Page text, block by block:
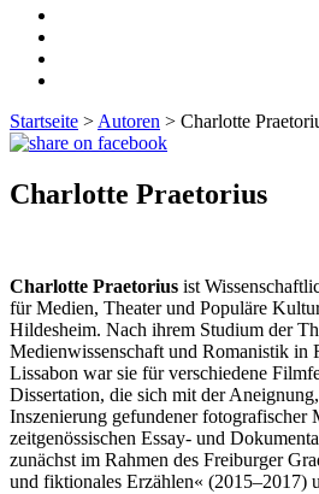
Startseite > Autoren > Charlotte
Charlotte Praetorius
Charlotte Praetorius ist
für Medien, Theater und Populäre
Hildesheim. Nach ihrem Studium der
Medienwissenschaft und Romanistik in
Lissabon war sie für verschiedene
Dissertation, die sich mit der
Inszenierung gefundener fotografischer
zeitgenössischen Essay- und
zunächst im Rahmen des Freiburger
und fiktionales Erzählen« (2015–2017)